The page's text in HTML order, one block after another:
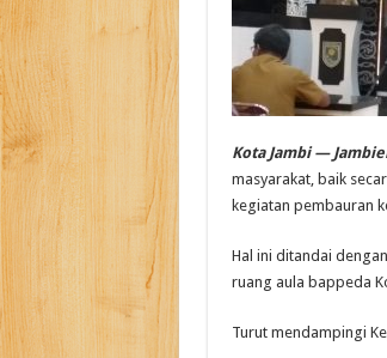
Kota Jambi —
masyarakat, baik
kegiatan pembauran
Hal ini ditandai
ruang aula bappeda
Turut mendampingi